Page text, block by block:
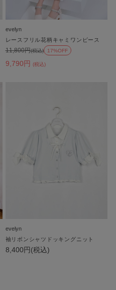
evelyn
レースフリル花柄キャミワンピース
9,790円 (税込)
11,800円(税込) 17%OFF
evelyn
袖リボンシャツドッキングニット
8,400円(税込)